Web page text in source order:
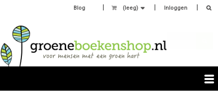
Inloggen
(leeg)
Blog